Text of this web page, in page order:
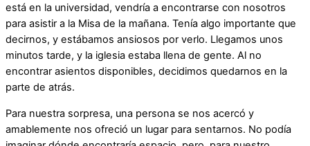
está en la universidad, vendría a encontrarse con nosotros
para asistir a la Misa de la mañana. Tenía algo importante que
decirnos, y estábamos ansiosos por verlo. Llegamos unos
minutos tarde, y la iglesia estaba llena de gente. Al no
encontrar asientos disponibles, decidimos quedarnos en la
parte de atrás.
Para nuestra sorpresa, una persona se nos acercó y
amablemente nos ofreció un lugar para sentarnos. No podía